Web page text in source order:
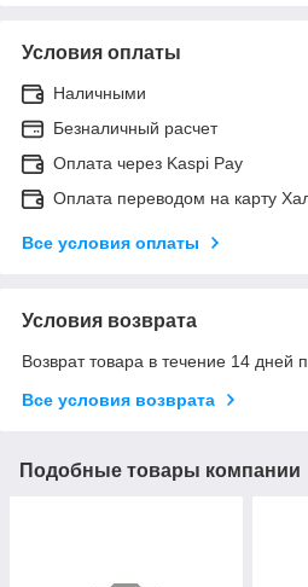
Условия оплаты
Наличными
Безналичный расчет
Оплата через Kaspi Pay
Оплата переводом на карту
Все условия оплаты
Условия возврата
Возврат товара в течение 14 дней
Все условия возврата
Подобные товары компании